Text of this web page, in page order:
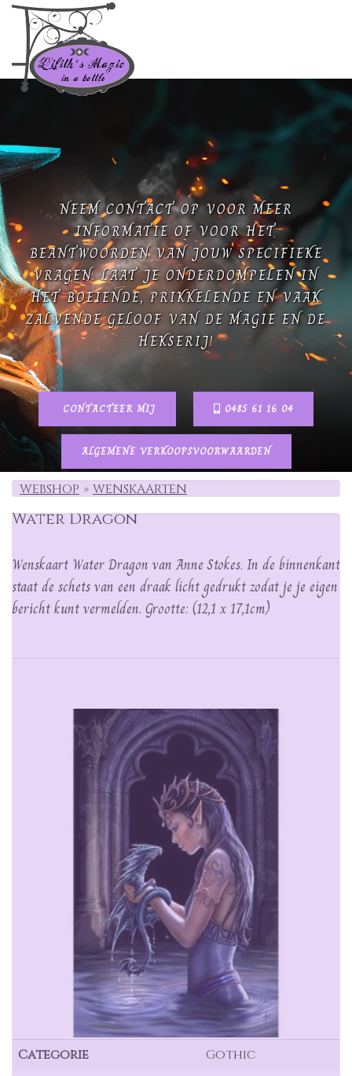
NEEM CONTACT OP VOOR MEER
INFORMATIE OF VOOR HET
BEANTWOORDEN VAN JOUW SPECIFIEKE
VRAGEN. LAAT JE ONDERDOMPELEN IN
HET BOEIENDE, PRIKKELENDE EN VAAK
ZALVENDE GELOOF VAN DE MAGIE EN DE
HEKSERIJ!
CONTACTEER MIJ 0485 61 16 04
ALGEMENE VERKOOPSVOORWAARDEN
WEBSHOP WENSKAARTEN
Water Dragon
Wenskaart Water Dragon van Anne Stokes. In de binnenkant
staat de schets van een draak licht gedrukt zodat je je eigen
bericht kunt vermelden. Grootte: (12,1 x 17,1cm)
Categorie Gothic